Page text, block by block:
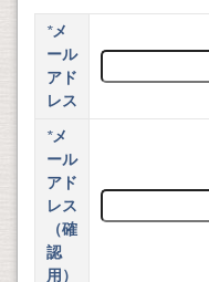
*メ
ール
アド
レス
*メ
ール
アド
レス
（確
認
用）